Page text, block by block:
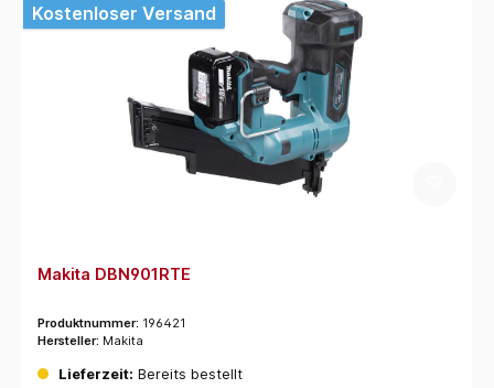
Kostenloser Versand
Makita DBN901RTE
Produktnummer: 196421
Hersteller: Makita
Lieferzeit: Bereits bestellt